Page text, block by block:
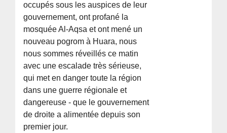
occupés sous les auspices de leur
gouvernement, ont profané la
mosquée Al-Aqsa et ont mené un
nouveau pogrom à Huara, nous
nous sommes réveillés ce matin
avec une escalade très sérieuse,
qui met en danger toute la région
dans une guerre régionale et
dangereuse - que le gouvernement
de droite a alimentée depuis son
premier jour.